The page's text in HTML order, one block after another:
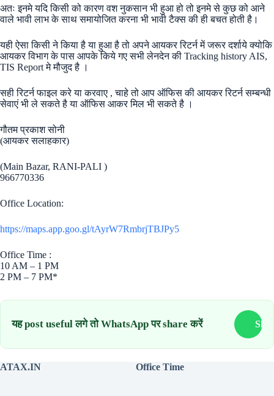
अतः इनमे यदि किसी को कारण वश नुकसान भी हुआ हो तो इनमे से कुछ को आने
वाले भावी लाभ के साथ समायोजित करना भी भावी टैक्स की ही बचत होती है।
यही ऐसा किसी ने किया है या हुआ है तो अपने आयकर रिटर्न में जरूर दर्शाये क्योकि
आयकर विभाग के पास आपके किये गए सभी लेनदेन की Tracking history AIS,
TIS Report मे मौजुद है ।
सही रिटर्न फाइल करे या करवाए , चाहे तो आप ऑफिस की आयकर रिटर्न सम्बन्धी
सेवाएं भी ले सकते है या ऑफिस आकर मिल भी सकते है ।
गौतम प्रकाश सोनी
(आयकर सलाहकार)
(Main Bazar, RANI-PALI )
966770336
Office Location:
https://maps.app.goo.gl/tAyrW7RmbrjTBJPy5
Office Time :
10 AM – 1 PM
2 PM – 7 PM*
यह post useful लगे तो WhatsApp पर share करें
ATAX.IN Office Time